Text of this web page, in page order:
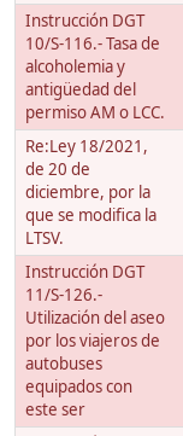
Instrucción DGT
10/S-116.- Tasa de
alcoholemia y
antigüedad del
permiso AM o LCC.
Re:Ley 18/2021,
de 20 de
diciembre, por la
que se modifica la
LTSV.
Instrucción DGT
11/S-126.-
Utilización del aseo
por los viajeros de
autobuses
equipados con
este ser